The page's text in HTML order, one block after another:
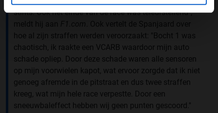
stints. Ook het einde van de race was teleurstellend'',
meldt hij aan
hoe al zijn straffen werden veroorzaakt: ''Bocht 1 was
chaotisch, ik raakte een VCARB waardoor mijn auto
schade opliep. Door deze schade waren alle sensoren
op mijn voorwielen kapot, wat ervoor zorgde dat ik niet
genoeg afremde in de pitstraat en dus twee straffen
kreeg, wat mijn hele race verpestte. Door een
sneeuwbaleffect hebben wij geen punten gescoord.''